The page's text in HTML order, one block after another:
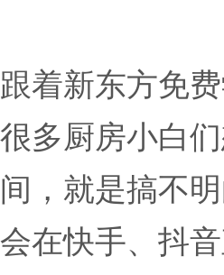
跟着新东方免
很多厨房小白
间，就是搞不
会在快手、抖